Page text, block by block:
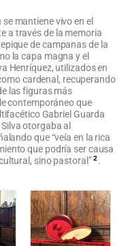
mantiene vivo en el
a través de la memoria
de campanas de la
la capa magna y el
Henríquez, utilizados en
cardenal, recuperando
las figuras más
contemporáneo que
Gabriel Guarda
otorgaba al
que “veía en la rica
que podría ser causa
sino pastoral”2.